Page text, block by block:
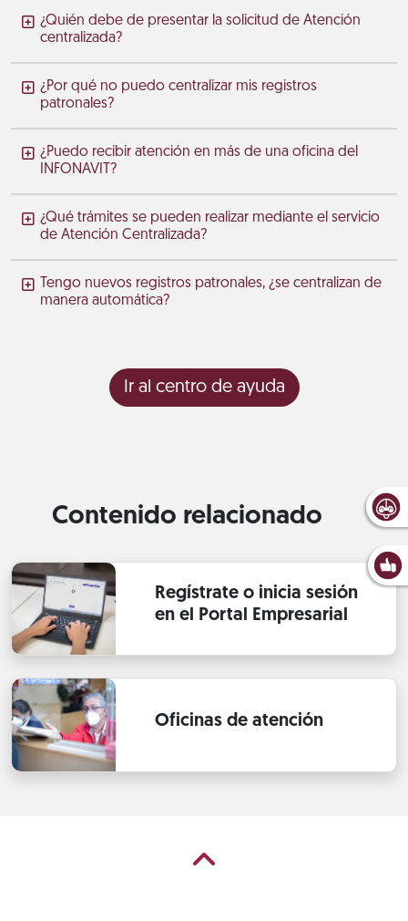
¿Quién debe de presentar la solicitud de Atención
centralizada?
¿Por qué no puedo centralizar mis registros
patronales?
¿Puedo recibir atención en más de una oficina del
INFONAVIT?
¿Qué trámites se pueden realizar mediante el servicio
de Atención Centralizada?
Tengo nuevos registros patronales, ¿se centralizan de
manera automática?
Ir al centro de ayuda
Contenido relacionado
Regístrate o inicia sesión
en el Portal Empresarial
Oficinas de atención